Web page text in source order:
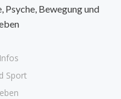
Bewegung und
Sport